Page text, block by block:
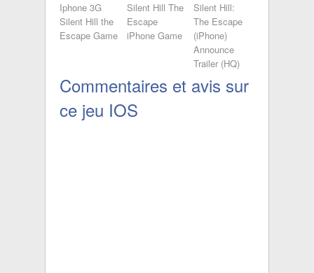
Iphone 3G
Silent Hill the
Escape Game
Silent Hill The
Escape
iPhone Game
Silent Hill:
The Escape
(iPhone)
Announce
Trailer (HQ)
Commentaires et avis sur
ce jeu IOS